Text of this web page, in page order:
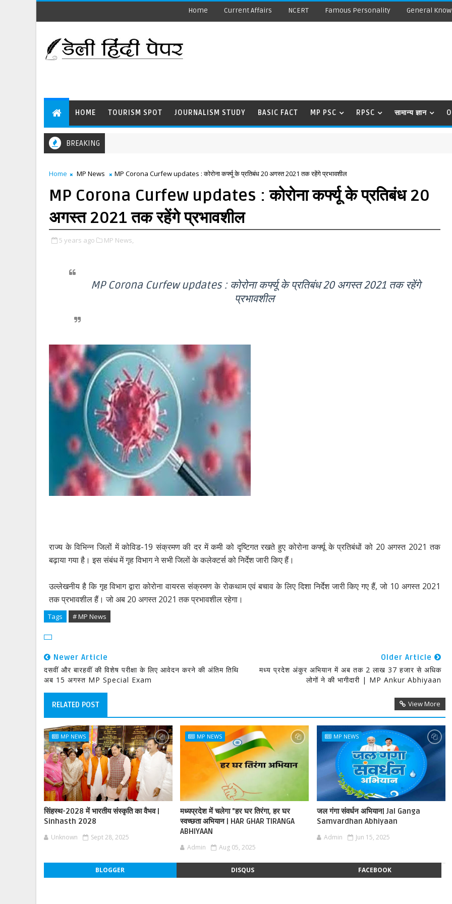
Home Current Affairs NCERT Famous Personality General
HOME TOURISM SPOT JOURNALISM STUDY BASIC FACT MP PSC RPSC सामान्य ज्ञान
BREAKING
Home MP News MP Corona Curfew updates : कोरोना कर्फ्यू के प्रतिबंध 20 अगस्त 2021 तक रहेंगे प्रभावशील
MP Corona Curfew updates : कोरोना कर्फ्यू के प्रतिबंध 20
अगस्त 2021 तक रहेंगे प्रभावशील
5 years ago MP News,
MP Corona Curfew updates : कोरोना कर्फ्यू के प्रतिबंध 20 अगस्त 2021 तक रहेंगे
प्रभावशील
राज्य के विभिन्न जिलों में कोविड-19 संक्रमण की दर में कमी को दृष्टिगत रखते हुए कोरोना कर्फ्यू के प्रतिबंधों को 20 अगस्त 2021 तक
बढ़ाया गया है। इस संबंध में गृह विभाग ने सभी जिलों के कलेक्टर्स को निर्देश जारी किए हैं।
उल्लेखनीय है कि गृह विभाग द्वारा कोरोना वायरस संक्रमण के रोकथाम एवं बचाव के लिए दिशा निर्देश जारी किए गए हैं, जो 10 अगस्त 2021
तक प्रभावशील हैं। जो अब 20 अगस्त 2021 तक प्रभावशील रहेगा।
Tags # MP News
Newer Article
दसवीं और बारहवीं की विशेष परीक्षा के लिए आवेदन करने की अंतिम तिथि
अब 15 अगस्त MP Special Exam
Older Article
मध्य प्रदेश अंकुर अभियान में अब तक 2 लाख 37 हजार से अधिक
लोगों ने की भागीदारी | MP Ankur Abhiyaan
RELATED POST View More
MP NEWS
सिंहस्थ-2028 में भारतीय संस्कृति का वैभव |
Sinhasth 2028
Unknown Sept 28, 2025
MP NEWS
मध्यप्रदेश में चलेगा "हर घर तिरंगा, हर घर
स्वच्छता अभियान | HAR GHAR TIRANGA
ABHIYAAN
Admin Aug 05, 2025
MP NEWS
जल गंगा संवर्धन अभियान| Jal Ganga
Samvardhan Abhiyaan
Admin Jun 15, 2025
BLOGGER DISQUS FACEBOOK